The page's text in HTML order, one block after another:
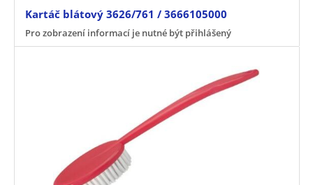
Kartáč blátový 3626/761 / 3666105000
Pro zobrazení informací je nutné být přihlášený